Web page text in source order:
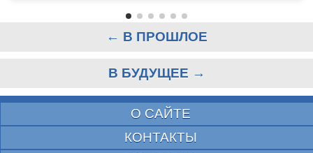
← В ПРОШЛОЕ
В БУДУЩЕЕ →
О САЙТЕ
КОНТАКТЫ